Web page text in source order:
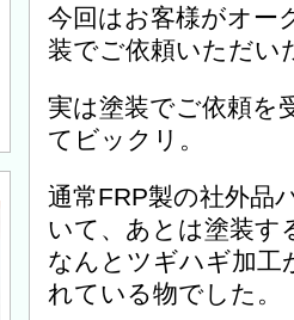
今回はお客様がオー
装でご依頼いただい
実は塗装でご依頼を
てビックリ。
通常FRP製の社外品
いて、あとは塗装す
なんとツギハギ加工
れている物でした。